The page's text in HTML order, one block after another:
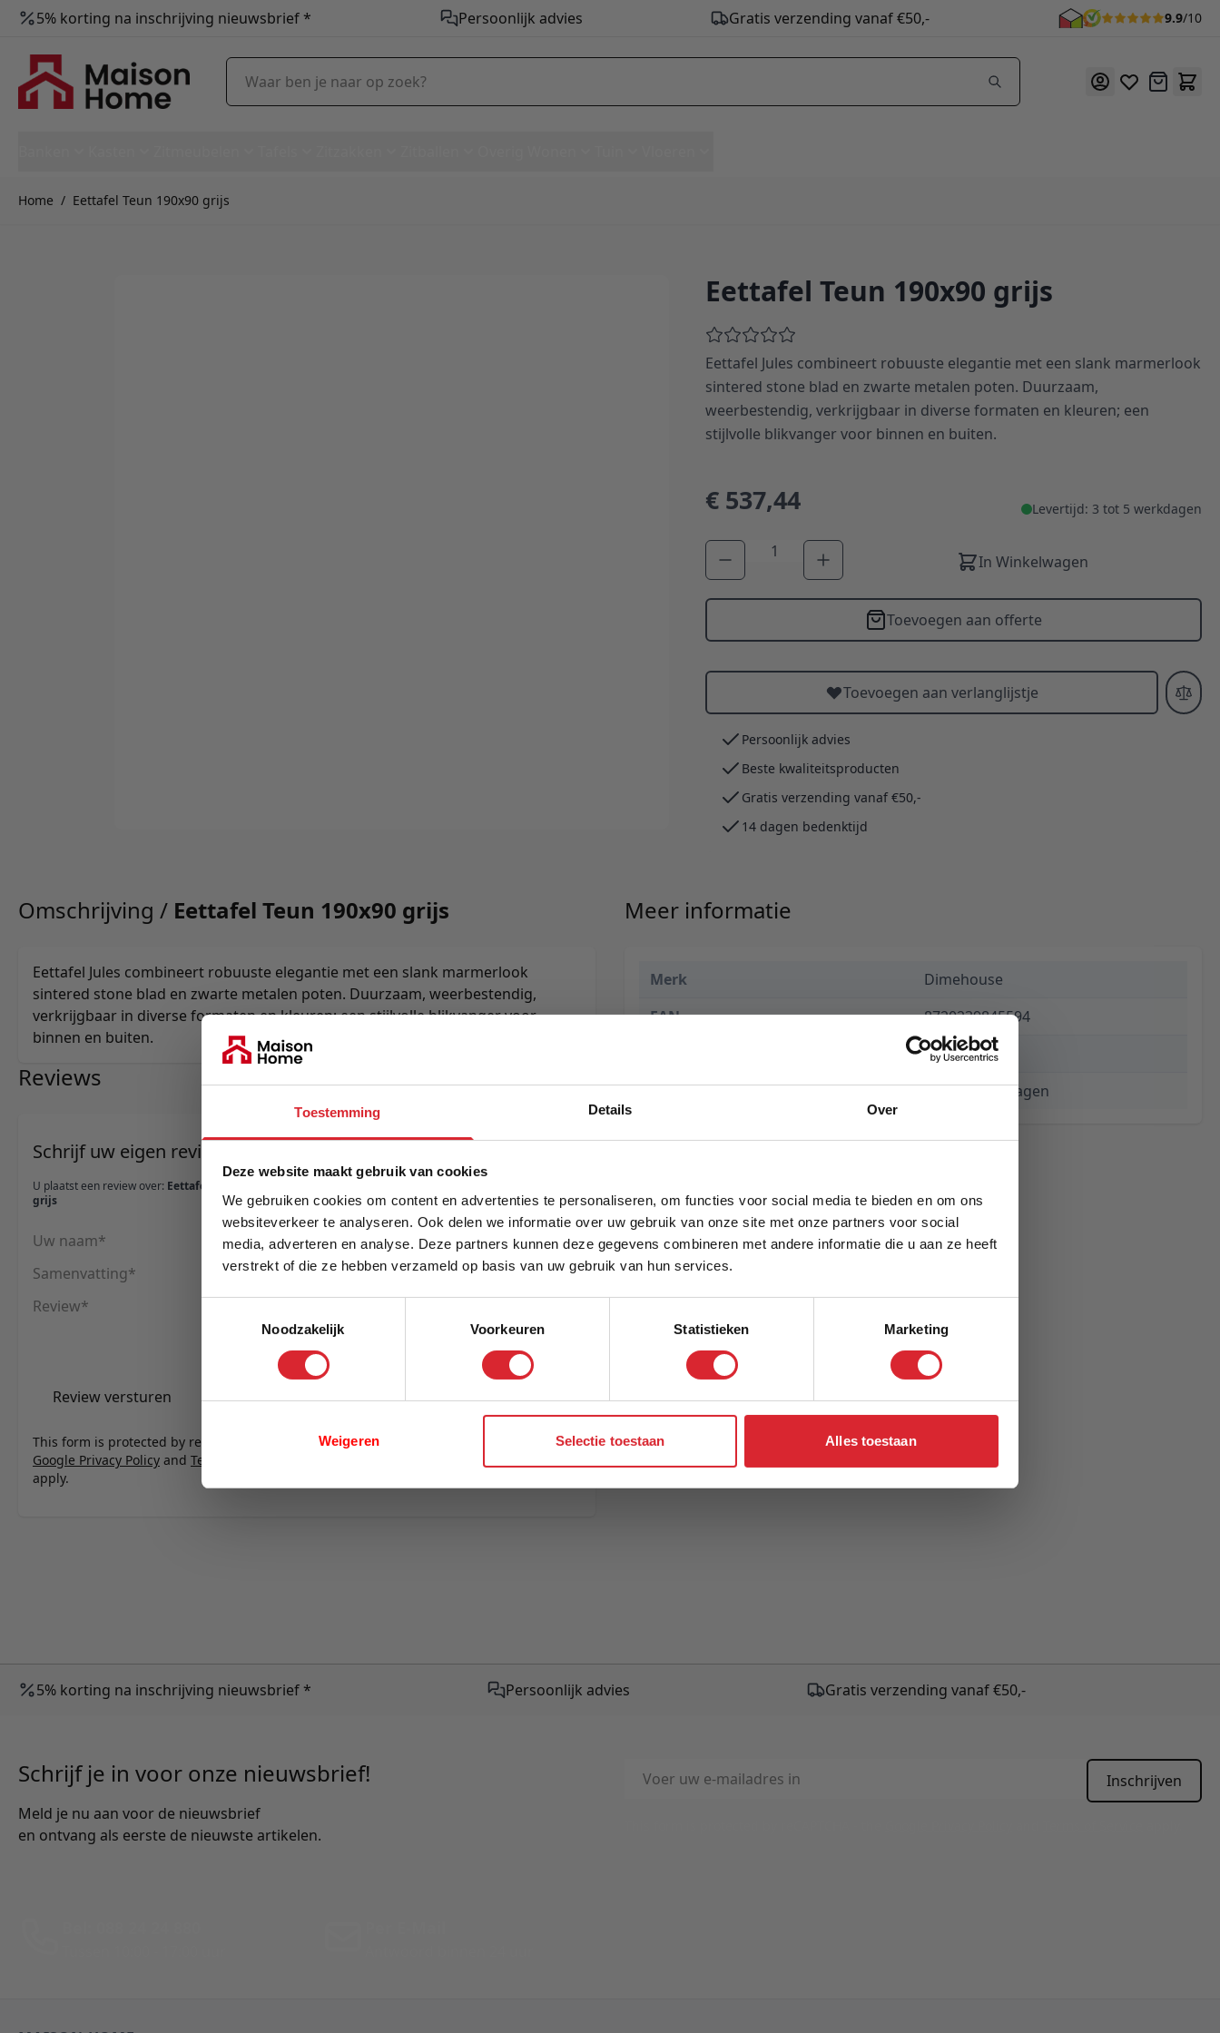
Toestemming Details Over
Deze website maakt gebruik van cookies
We gebruiken cookies om content en advertenties te personaliseren, om functies voor social media te bieden en om ons
websiteverkeer te analyseren. Ook delen we informatie over uw gebruik van onze site met onze partners voor social
media, adverteren en analyse. Deze partners kunnen deze gegevens combineren met andere informatie die u aan ze heeft
verstrekt of die ze hebben verzameld op basis van uw gebruik van hun services.
Noodzakelijk
Voorkeuren Statistieken Marketing
Weigeren Selectie toestaan Alles toestaan
5% korting na inschrijving nieuwsbrief * Persoonlijk advies Gratis verzending vanaf €50,- 9.9/10
Offerte
Waar ben je naar op zoek?
Home / Eettafel Teun 190x90 grijs
Eettafel Teun 190x90 grijs
Eettafel Jules combineert robuuste elegantie met een slank marmerlook
sintered stone blad en zwarte metalen poten. Duurzaam,
weerbestendig, verkrijgbaar in diverse formaten en kleuren; een
stijlvolle blikvanger voor binnen en buiten.
€ 537,44 Levertijd: 3 tot 5 werkdagen
Aantal
In Winkelwagen
Toevoegen aan offerte
Toevoegen aan verlanglijstje
Persoonlijk advies
Beste kwaliteitsproducten
Gratis verzending vanaf €50,-
14 dagen bedenktijd
Omschrijving / Eettafel Teun 190x90 grijs
Eettafel Jules combineert robuuste elegantie met een slank marmerlook
sintered stone blad en zwarte metalen poten. Duurzaam, weerbestendig,
verkrijgbaar in diverse formaten en kleuren; een stijlvolle blikvanger voor
binnen en buiten.
Reviews
Schrijf uw eigen review
U plaatst een review over: Eettafel Teun 190x90
grijs
Uw naam
Samenvatting
Review
Review versturen
This form is protected by reCAPTCHA - the
Google Privacy Policy and Terms of Service
apply.
Meer informatie
Merk
Dimehouse
EAN
8720239845594
€ 537,44
Levertijd
3 tot 5 werkdagen
5% korting na inschrijving nieuwsbrief * Persoonlijk advies Gratis verzending vanaf €50,-
Schrijf je in voor onze nieuwsbrief!
Meld je nu aan voor de nieuwsbrief
en ontvang als eerste de nieuwste artikelen.
E-mailadres
Inschrijven
5% Korting
Schrijf je in en ontvang direct een kortingscode